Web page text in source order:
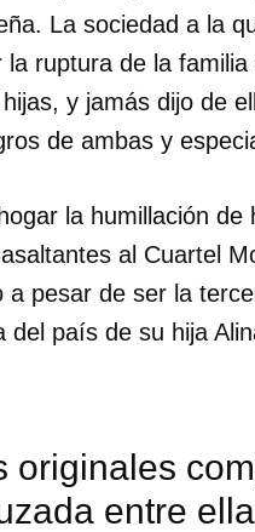
favorito, primero has de
La sociedad a la
ruptura de la
y jamás dijo de
de ambas y
la humillación de
al Cuartel
pesar de ser la
del país de su hija
originales
entre